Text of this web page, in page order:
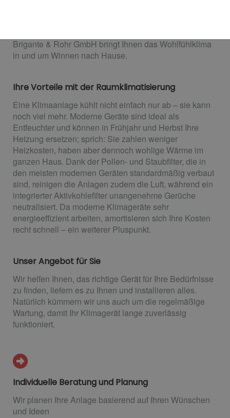
Brigante & Rohr GmbH bringt Ihnen das Wohlfühlklima
in und um Winnen nach Hause.
Ihre Vorteile mit der Raumklimatisierung
Eine Klimaanlage kühlt nicht einfach nur ab – sie kann
noch viel mehr. Moderne Geräte sind ideal als
Entfeuchter und können in Frühjahr und Herbst Ihre
Heizung ersetzen; sprich: Sie zahlen weniger
Heizkosten, haben aber dennoch wohlige Wärme im
ganzen Haus. Dank der Pollen- und Staubfilter, die in
den meisten modernen Geräten standardmäßig verbaut
sind, reinigen die Anlagen zudem die Luft, während ein
integrierter Aktivkohlefilter unangenehme Gerüche
neutralisiert. Da moderne Klimageräte sehr
energieeffizient arbeiten, amortisieren sich Ihre Kosten
recht schnell – ein weiterer Pluspunkt.
Unser Angebot für Sie
Wir helfen Ihnen, das richtige Gerät für Ihre Bedürfnisse
zu finden, liefern es zu Ihnen und installieren alles.
Natürlich kümmern wir uns auch um die regelmäßige
Wartung, damit Ihr Klimagerät lange zuverlässig
funktioniert.
Individuelle Beratung und Planung
Wir planen Ihre Anlage basierend auf Ihren Wünschen
und Ideen